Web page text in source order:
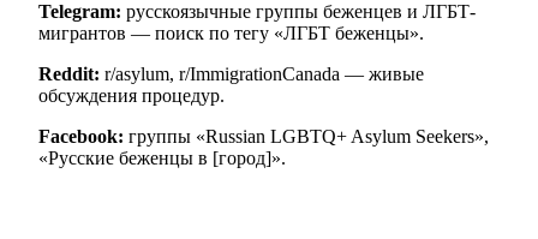
Telegram: русскоязычные группы беженцев и ЛГБТ-
мигрантов — поиск по тегу «ЛГБТ беженцы».
Reddit: r/asylum, r/ImmigrationCanada — живые
обсуждения процедур.
Facebook: группы «Russian LGBTQ+ Asylum Seekers»,
«Русские беженцы в [город]».